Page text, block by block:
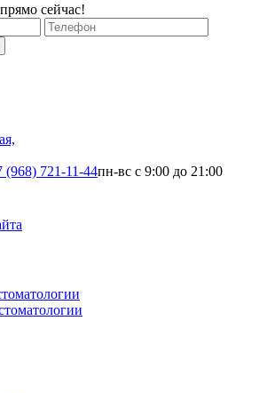
сейчас!
(968) 721-11-44пн-вс с 9:00 до 21:00